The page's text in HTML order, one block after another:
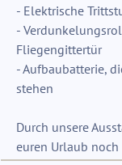
- Elektrische
-
Fliegengittertür
- Aufbaubatterie,
stehen
Durch unsere